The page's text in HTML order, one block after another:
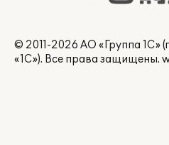
© 2011-2026 АО «Группа
«1С»). Все права защищены.